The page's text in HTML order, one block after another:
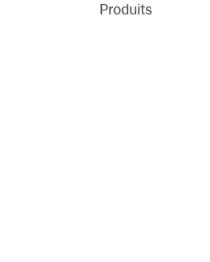
Produits